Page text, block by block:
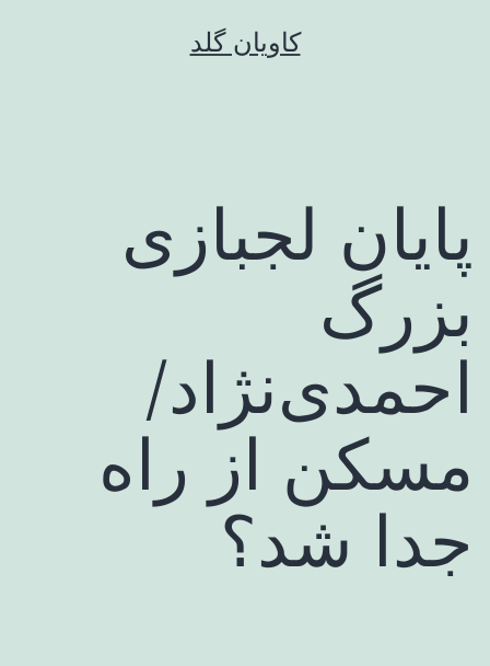
کاویان گلد
پایان لجبازی
بزرگ
احمدی‌نژاد/
مسکن از راه
جدا شد؟